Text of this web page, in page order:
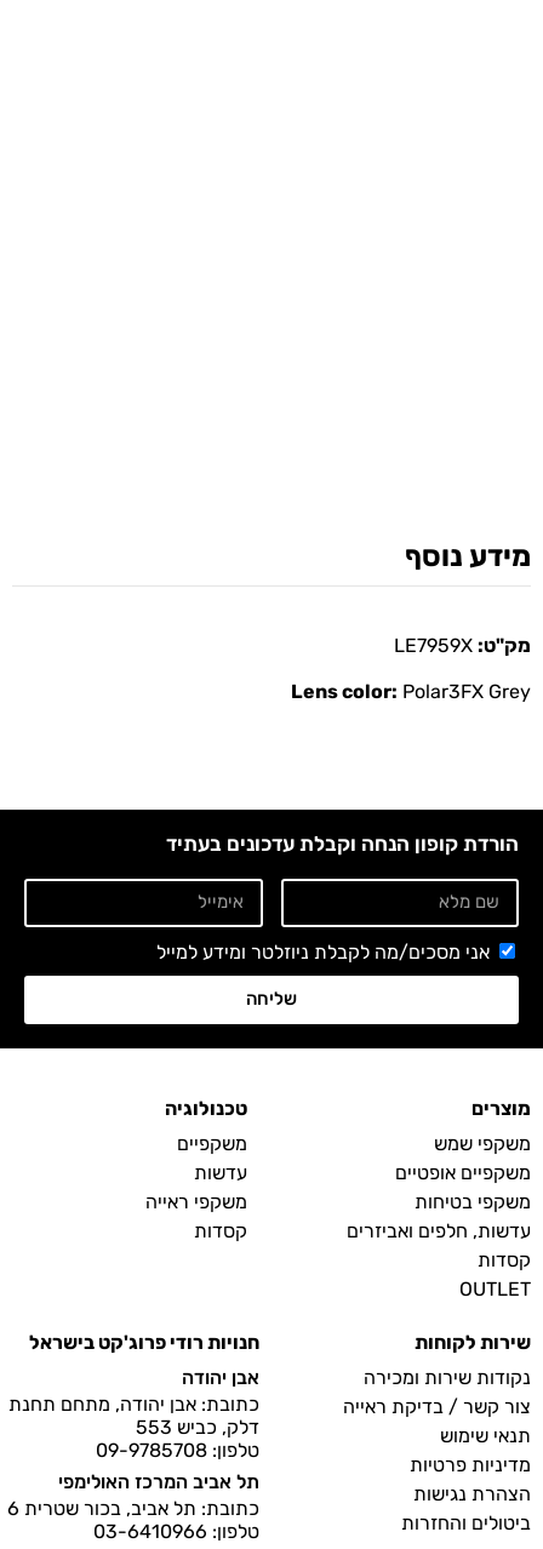
מידע נוסף
מק"ט:
Lens color: Polar3FX Grey
הורדת קופון הנחה וקבלת עדכונים בעתיד
אני מסכים/מה לקבלת ניוזלטר ומידע למייל
שליחה
מוצרים
משקפי שמש
משקפיים אופטיים
משקפי בטיחות
עדשות, חלפים ואביזרים
קסדות
OUTLET
טכנולוגיה
משקפיים
עדשות
משקפי ראייה
קסדות
שירות לקוחות
נקודות שירות ומכירה
צור קשר / בדיקת ראייה
תנאי שימוש
מדיניות פרטיות
הצהרת נגישות
ביטולים והחזרות
חנויות רודי פרוג'קט בישראל
אבן יהודה
כתובת: אבן יהודה, מתחם תחנת
דלק, כביש 553
טלפון: 09-9785708
תל אביב המרכז האולימפי
כתובת: תל אביב, בכור שטרית 6
טלפון: 03-6410966